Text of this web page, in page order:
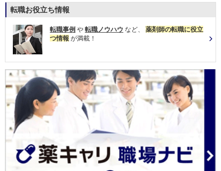
転職お役立ち情報
転職事例 や 転職ノウハウ など、 薬剤師の転職に役立
つ情報 が満載！